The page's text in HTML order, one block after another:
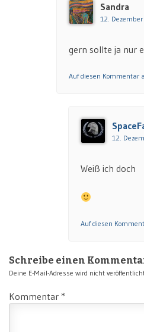
Sandra
12.
gern sollte ja nur
Auf diesen Kommentar
12.
Weiß ich doch
Auf diesen
Schreibe einen
Deine E-Mail-Adresse wird nicht
Kommentar *